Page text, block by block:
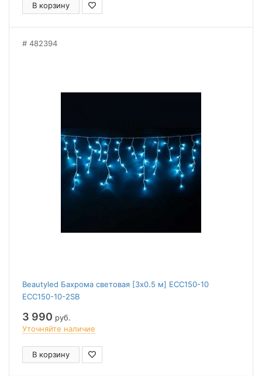
В корзину
482394
Beautyled Бахрома световая [3x0.5 м] ECC150-10
ECC150-10-2SB
3 990 руб.
Уточняйте наличие
В корзину